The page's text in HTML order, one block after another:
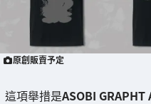
原創販賣予定
這項舉措是ASOBI GRAPHT